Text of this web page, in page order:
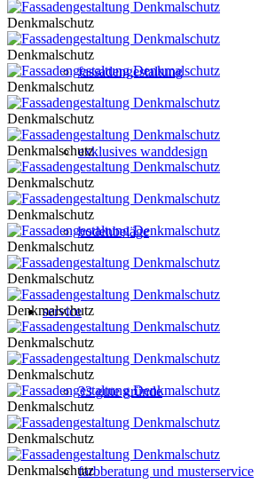
fassadengestaltung
exklusives wanddesign
bodenbeläge
service
33 gute gründe
farbberatung und musterservice
Denkmalschutz
Denkmalschutz
Denkmalschutz
Denkmalschutz
Denkmalschutz
Denkmalschutz
Denkmalschutz
Denkmalschutz
Denkmalschutz
Denkmalschutz
Denkmalschutz
Denkmalschutz
Denkmalschutz
Denkmalschutz
Denkmalschutz